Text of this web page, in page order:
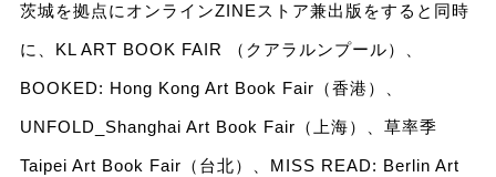
茨城を拠点にオンラインZINEストア兼出版をすると同時
に、KL ART BOOK FAIR （クアラルンプール）、
BOOKED: Hong Kong Art Book Fair（香港）、
UNFOLD_Shanghai Art Book Fair（上海）、草率季
Taipei Art Book Fair（台北）、MISS READ: Berlin Art